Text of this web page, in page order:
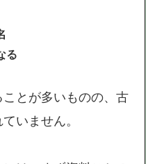
る
とが多いものの、古
いません。